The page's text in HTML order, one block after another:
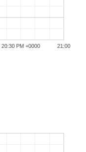
21:00
20:30 PM +0000